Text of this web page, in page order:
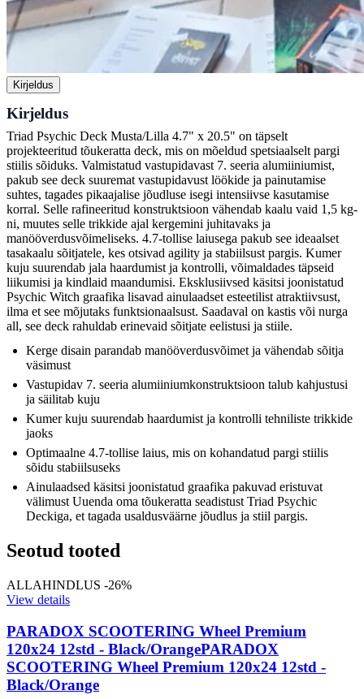
Kirjeldus
Kirjeldus
Triad Psychic Deck Musta/Lilla 4.7" x 20.5" on täpselt
projekteeritud tõukeratta deck, mis on mõeldud spetsiaalselt pargi
stiilis sõiduks. Valmistatud vastupidavast 7. seeria alumiiniumist,
pakub see deck suuremat vastupidavust löökide ja painutamise
suhtes, tagades pikaajalise jõudluse isegi intensiivse kasutamise
korral. Selle rafineeritud konstruktsioon vähendab kaalu vaid 1,5 kg-
ni, muutes selle trikkide ajal kergemini juhitavaks ja
manööverdusvõimeliseks. 4.7-tollise laiusega pakub see ideaalset
tasakaalu sõitjatele, kes otsivad agility ja stabiilsust pargis. Kumer
kuju suurendab jala haardumist ja kontrolli, võimaldades täpseid
liikumisi ja kindlaid maandumisi. Eksklusiivsed käsitsi joonistatud
Psychic Witch graafika lisavad ainulaadset esteetilist atraktiivsust,
ilma et see mõjutaks funktsionaalsust. Saadaval on kastis või nurga
all, see deck rahuldab erinevaid sõitjate eelistusi ja stiile.
Kerge disain parandab manööverdusvõimet ja vähendab sõitja
väsimust
Vastupidav 7. seeria alumiiniumkonstruktsioon talub kahjustusi
ja säilitab kuju
Kumer kuju suurendab haardumist ja kontrolli tehniliste trikkide
jaoks
Optimaalne 4.7-tollise laius, mis on kohandatud pargi stiilis
sõidu stabiilsuseks
Ainulaadsed käsitsi joonistatud graafika pakuvad eristuvat
välimust Uuenda oma tõukeratta seadistust Triad Psychic
Deckiga, et tagada usaldusväärne jõudlus ja stiil pargis.
Seotud tooted
ALLAHINDLUS -26%
View details
PARADOX SCOOTERING Wheel Premium
120x24 12std - Black/OrangePARADOX
SCOOTERING Wheel Premium 120x24 12std -
Black/Orange